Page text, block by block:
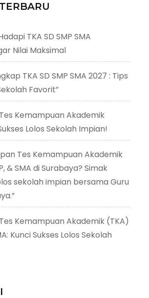
TKA SD SMP SMA
Nilai Maksimal
TKA SD SMP SMA 2027 : Tips
Favorit”
Kemampuan Akademik
Lolos Sekolah Impian!
Tes Kemampuan Akademik
& SMA di Surabaya? Simak
sekolah impian bersama Guru
Kemampuan Akademik (TKA)
Kunci Sukses Lolos Sekolah